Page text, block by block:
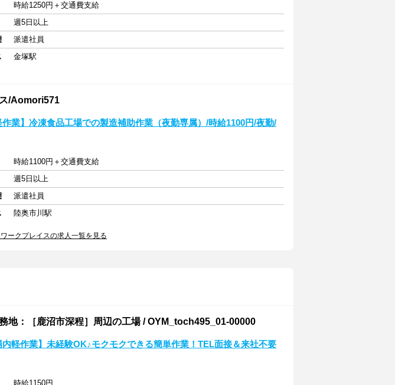
時給1250円＋交通費支給
週5日以上
派遣社員
金塚駅
/Aomori571
作業】冷凍食品工場での製造補助作業（夜勤専属）/時給1100円/夜勤/
時給1100円＋交通費支給
週5日以上
派遣社員
陸奥市川駅
ークプレイスの求人一覧を見る
：［鹿沼市深程］周辺の工場 / OYM_toch495_01-00000
内軽作業】未経験OK♪モクモクできる簡単作業！TEL面接＆来社不要
時給1150円